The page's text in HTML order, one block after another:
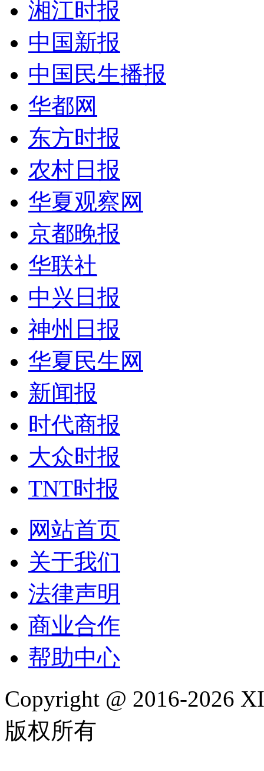
湘江时报
中国新报
中国民生播报
华都网
东方时报
农村日报
华夏观察网
京都晚报
华联社
中兴日报
神州日报
华夏民生网
新闻报
时代商报
大众时报
TNT时报
网站首页
关于我们
法律声明
商业合作
帮助中心
Copyright @ 2016-2026
版权所有